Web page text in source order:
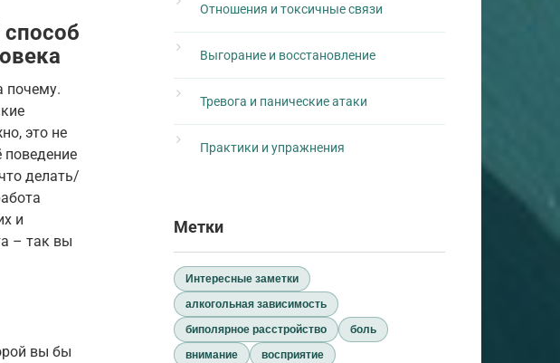
почему.
это не
поведение
делать/
и
– так вы
вы бы
Отношения и токсичные связи
Выгорание и восстановление
Тревога и панические атаки
Практики и упражнения
Метки
Интересные заметки
алкогольная зависимость
биполярное расстройство
боль
внимание
восприятие